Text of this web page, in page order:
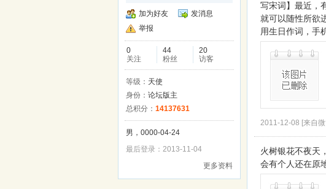
加为好友
发消息
举报
0
关注
44
粉丝
20
访客
等级： 天使
身份： 论坛版主
总积分： 14137631
男，0000-04-24
最后登录：2013-11-04
更多资料
写宋词】最近，
就可以随性所欲
用生日作词，手
2011-12-08 [来自
火树银花不夜天
会有个人还在原